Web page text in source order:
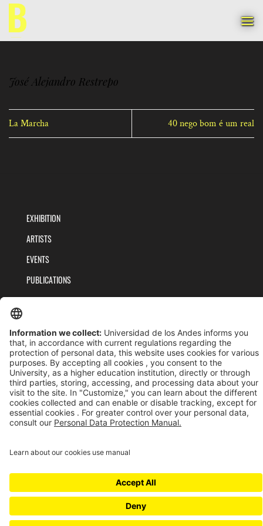
Skip
content
José Alejandro Restrepo
La Marcha 40 nego bom é um real
EXHIBITION
ARTISTS
EVENTS
PUBLICATIONS
TEAM
TERMS AND CONDITIONS
Reconocimiento personería jurídica: Resolución 28 del 23 de febrero de 1949 MinJusticia.